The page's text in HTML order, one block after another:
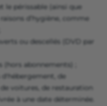
le périssable (ainsi que
d’hygiène, comme
ou descellés (DVD par
(hors abonnements) ;
d'hébergement, de
voitures, de restauration
à une date déterminée.